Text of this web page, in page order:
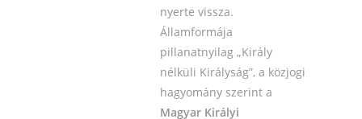
nyerte vissza.
Államformája
pillanatnyilag „Király
nélküli Királyság”, a közjogi
hagyomány szerint a
Magyar Királyi